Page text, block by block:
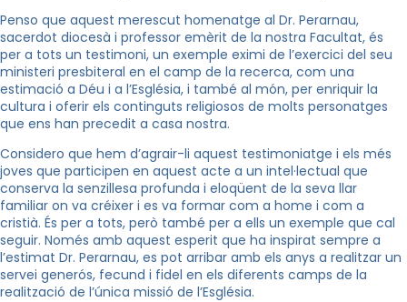
Penso que aquest merescut homenatge al Dr. Perarnau,
sacerdot diocesà i professor emèrit de la nostra Facultat, és
per a tots un testimoni, un exemple eximi de l’exercici del seu
ministeri presbiteral en el camp de la recerca, com una
estimació a Déu i a l’Església, i també al món, per enriquir la
cultura i oferir els continguts religiosos de molts personatges
que ens han precedit a casa nostra.
Considero que hem d’agrair-li aquest testimoniatge i els més
joves que participen en aquest acte a un intel·lectual que
conserva la senzillesa profunda i eloqüent de la seva llar
familiar on va créixer i es va formar com a home i com a
cristià. És per a tots, però també per a ells un exemple que cal
seguir. Només amb aquest esperit que ha inspirat sempre a
l’estimat Dr. Perarnau, es pot arribar amb els anys a realitzar un
servei generós, fecund i fidel en els diferents camps de la
realització de l’única missió de l’Església.